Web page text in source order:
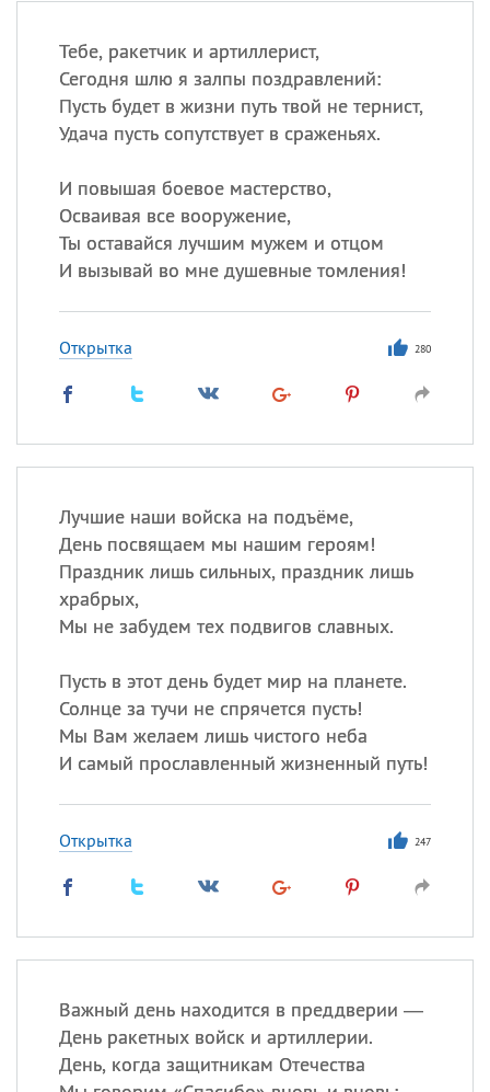
Тебе, ракетчик и артиллерист,
Сегодня шлю я залпы поздравлений:
Пусть будет в жизни путь твой не тернист,
Удача пусть сопутствует в сраженьях.
И повышая боевое мастерство,
Осваивая все вооружение,
Ты оставайся лучшим мужем и отцом
И вызывай во мне душевные томления!
Открытка 280
Лучшие наши войска на подъёме,
День посвящаем мы нашим героям!
Праздник лишь сильных, праздник лишь
храбрых,
Мы не забудем тех подвигов славных.
Пусть в этот день будет мир на планете.
Солнце за тучи не спрячется пусть!
Мы Вам желаем лишь чистого неба
И самый прославленный жизненный путь!
Открытка 247
Важный день находится в преддверии —
День ракетных войск и артиллерии.
День, когда защитникам Отечества